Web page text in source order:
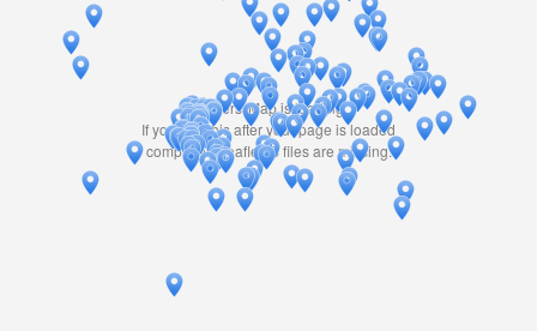
Travelers' Map is loading...
If you see this after your page is loaded
completely, leafletJS files are missing.